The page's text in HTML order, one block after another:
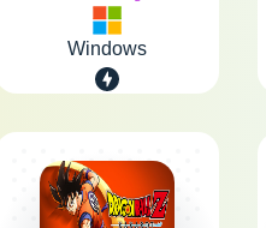
Windows